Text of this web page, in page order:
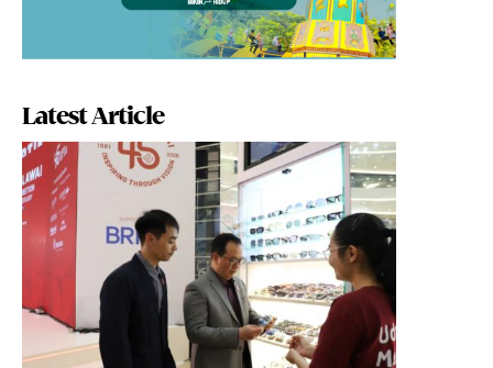
Latest Article